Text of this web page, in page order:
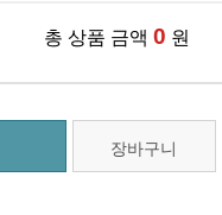
총 상품 금액 0 원
장바구니